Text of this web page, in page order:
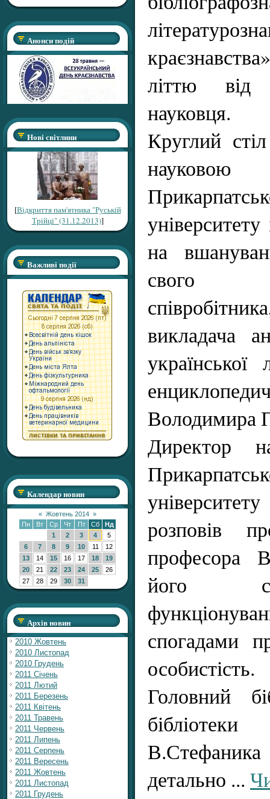
Анонси подій
Нові світлини
[Відкриття пам'ятника "Руській
Трійці" (31.12.2013)]
Важливі події
Календар новин
« Жовтень 2014 »
Пн
Вт Ср Чт Пт Сб
Нд
1
2 3 4
5
6
7 8 9 10 11
12
13
14 15 16 17 18
19
20
21 22 23 24 25
26
27
28 29 30 31
Архів новин
2010 Жовтень
2010 Листопад
2010 Грудень
2011 Січень
2011 Лютий
2011 Березень
2011 Квітень
2011 Травень
2011 Червень
2011 Липень
2011 Серпень
2011 Вересень
2011 Жовтень
2011 Листопад
2011 Грудень
літтю від
науковця.
Круглий
на
свого
викладача
української
Володимира
Директор
розповів
професора
його
спогадами
особистість.
Головний
детально ...